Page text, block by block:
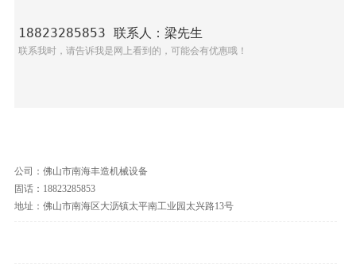
18823285853 联系人：梁先生
联系我时，请告诉我是网上看到的，可能会有优惠哦！
公司：佛山市南海丰造机械设备
固话：18823285853
地址：佛山市南海区大沥镇太平南工业园太兴路13号